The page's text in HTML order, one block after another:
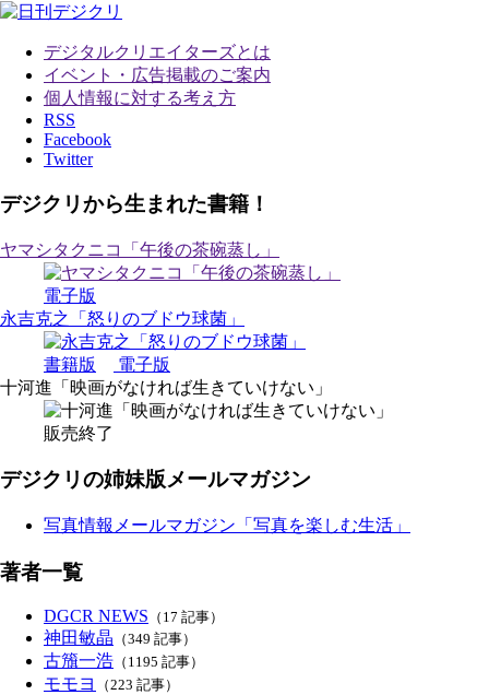
デジタルクリエイターズとは
イベント・広告掲載のご案内
個人情報に対する考え方
RSS
Facebook
Twitter
デジクリから生まれた書籍！
ヤマシタクニコ「午後の茶碗蒸し」
電子版
永吉克之「怒りのブドウ球菌」
書籍版
電子版
十河進「映画がなければ生きていけない」
販売終了
デジクリの姉妹版メールマガジン
写真情報メールマガジン「写真を楽しむ生活」
著者一覧
DGCR NEWS （17 記事）
神田敏晶 （349 記事）
古籏一浩 （1195 記事）
モモヨ （223 記事）